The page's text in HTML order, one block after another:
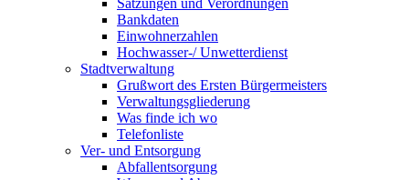
Satzungen und Verordnungen
Bankdaten
Einwohnerzahlen
Hochwasser-/ Unwetterdienst
Stadtverwaltung
Grußwort des Ersten Bürgermeisters
Verwaltungsgliederung
Was finde ich wo
Telefonliste
Ver- und Entsorgung
Abfallentsorgung